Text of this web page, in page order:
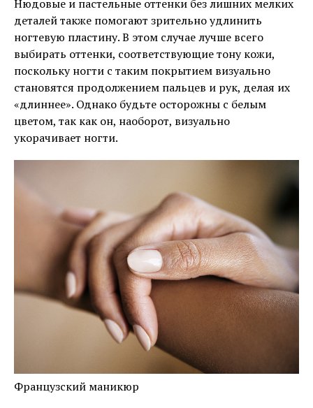
Нюдовые и пастельные оттенки без лишних мелких
деталей также помогают зрительно удлинить
ногтевую пластину. В этом случае лучше всего
выбирать оттенки, соответствующие тону кожи,
поскольку ногти с таким покрытием визуально
становятся продолжением пальцев и рук, делая их
«длиннее». Однако будьте осторожны с белым
цветом, так как он, наоборот, визуально
укорачивает ногти.
Французский маникюр